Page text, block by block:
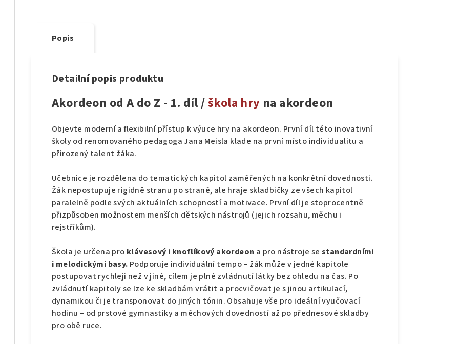
Popis
Detailní popis produktu
Akordeon od A do Z - 1. díl /škola hry na akordeon
Objevte moderní a flexibilní přístup k výuce hry na akordeon. První díl této inovativní
školy od renomovaného pedagoga Jana Meisla klade na první místo individualitu a
přirozený talent žáka.
Učebnice je rozdělena do tematických kapitol zaměřených na konkrétní dovednosti.
Žák nepostupuje rigidně stranu po straně, ale hraje skladbičky ze všech kapitol
paralelně podle svých aktuálních schopností a motivace. První díl je stoprocentně
přizpůsoben možnostem menších dětských nástrojů (jejich rozsahu, měchu i
rejstříkům).
Škola je určena pro klávesový i knoflíkový akordeon a pro nástroje sestandardními
i melodickými basy. Podporuje individuální tempo – žák může v jedné kapitole
postupovat rychleji než v jiné, cílem je plné zvládnutí látky bez ohledu na čas. Po
zvládnutí kapitoly se lze ke skladbám vrátit a procvičovat je s jinou artikulací,
dynamikou či je transponovat do jiných tónin. Obsahuje vše pro ideální vyučovací
hodinu – od prstové gymnastiky a měchových dovedností až po přednesové skladby
pro obě ruce.